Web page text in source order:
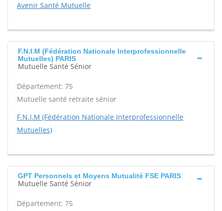
Avenir Santé Mutuelle
F.N.I.M (Fédération Nationale Interprofessionnelle
Mutuelles) PARIS
Mutuelle Santé Sénior
Département: 75
Mutuelle santé retraite sénior
F.N.I.M (Fédération Nationale Interprofessionnelle
Mutuelles)
GPT Personnels et Moyens Mutualité FSE PARIS
Mutuelle Santé Sénior
Département: 75